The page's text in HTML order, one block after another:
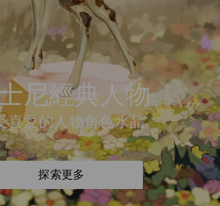
尼經典人物
喜愛的人物角色水晶
探索更多